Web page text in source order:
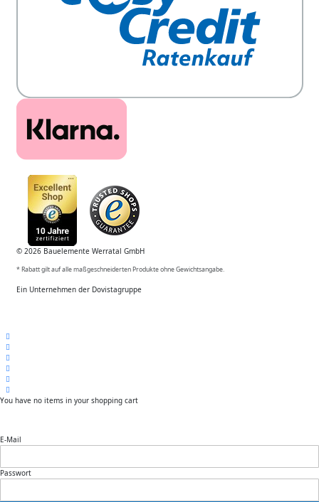
© 2026 Bauelemente Werratal GmbH
* Rabatt gilt auf alle maßgeschneiderten Produkte ohne Gewichtsangabe.
Ein Unternehmen der Dovistagruppe
You have no items in your shopping cart
E-Mail
Passwort